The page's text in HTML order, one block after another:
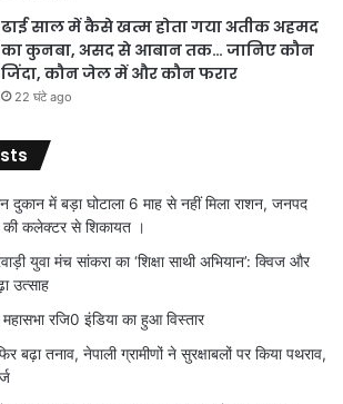
ढाई साल में कैसे खत्म होता गया अतीक अहमद
का कुनबा, असद से आबान तक… जानिए कौन
जिंदा, कौन जेल में और कौन फरार
22 घंटे ago
दुकान में बड़ा घोटाला 6 माह से नहीं मिला राशन, जनपद
की कलेक्टर से शिकायत ।
युवा मंच सांकरा का ‘शिक्षा साथी अभियान’: क्विज और
उत्साह
रजि0 इंडिया का हुआ विस्तार
बढ़ा तनाव, नेपाली ग्रामीणों ने सुरक्षाबलों पर किया पथराव,